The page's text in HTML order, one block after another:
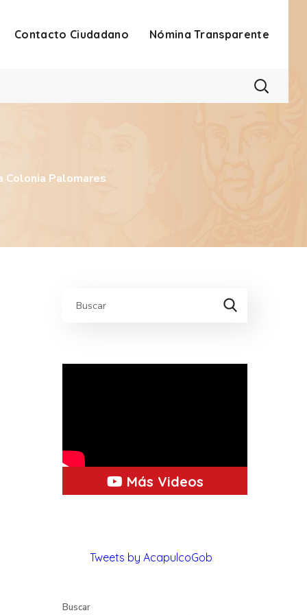
Contacto Ciudadano Nómina Transparente
Colonia Palomares
Más Videos
Tweets by AcapulcoGob
Buscar